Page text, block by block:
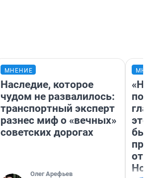
МНЕНИЕ
Наследие, которое
чудом не развалилось:
транспортный эксперт
разнес миф о «вечных»
советских дорогах
Олег Арефьев
этого
бьет